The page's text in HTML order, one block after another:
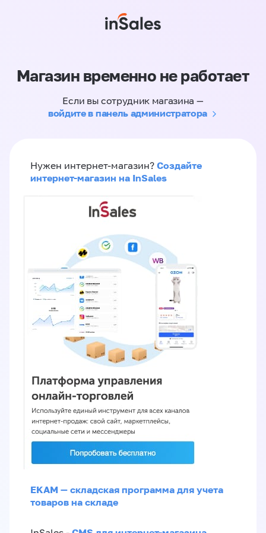
Магазин временно не работает
Если вы сотрудник магазина —
войдите в панель администратора
Нужен интернет-магазин? Создайте
интернет-магазин на InSales
EKAM — складская программа для учета
товаров на складе